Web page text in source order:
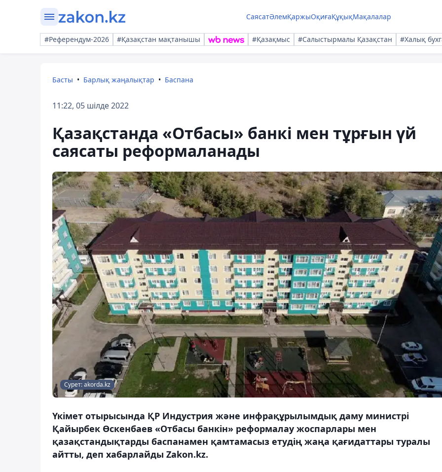
СаясатӘлемҚаржыОқиғаҚұқықМақалалар
#Референдум-2026 #Қазақстан мақтанышы #Қазақмыс #Салыстырмалы Қазақстан #Халық
Басты Барлық жаңалықтар Баспана
11:22, 05 шілде 2022
Қазақстанда «Отбасы» банкі мен тұрғын үй
саясаты реформаланады
Сурет: akorda.kz
Үкімет отырысында ҚР Индустрия және инфрақұрылымдық даму министрі
Қайырбек Өскенбаев «Отбасы банкін» реформалау жоспарлары мен
қазақстандықтарды баспанамен қамтамасыз етудің жаңа қағидаттары туралы
айтты, деп хабарлайды Zakon.kz.